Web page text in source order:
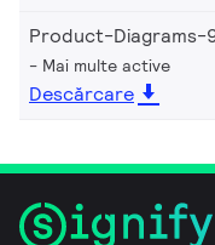
Product-Diagrams-
Mai multe active
Descărcare